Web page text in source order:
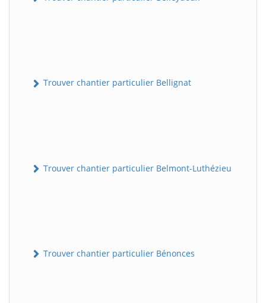
Trouver chantier particulier Bellignat
Trouver chantier particulier Belmont-Luthézieu
Trouver chantier particulier Bénonces